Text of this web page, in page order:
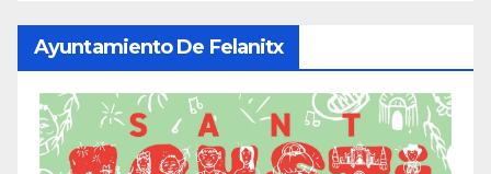
Ayuntamiento De Felanitx